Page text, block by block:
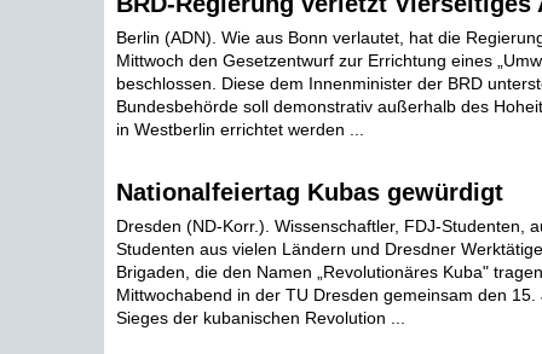
Berlin (ADN). Wie aus Bonn verlautet, hat die
Mittwoch den Gesetzentwurf zur Errichtung eines
beschlossen. Diese dem Innenminister der BRD
Bundesbehörde soll demonstrativ außerhalb des
in Westberlin errichtet werden ...
Nationalfeiertag Kubas gewürdigt
Dresden (ND-Korr.). Wissenschaftler, FDJ-Studenten,
Studenten aus vielen Ländern und Dresdner
Brigaden, die den Namen „Revolutionäres Kuba"
Mittwochabend in der TU Dresden gemeinsam den 15.
Sieges der kubanischen Revolution ...